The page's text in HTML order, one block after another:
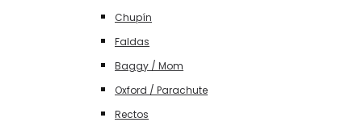
Chupín
Faldas
Baggy / Mom
Oxford / Parachute
Rectos